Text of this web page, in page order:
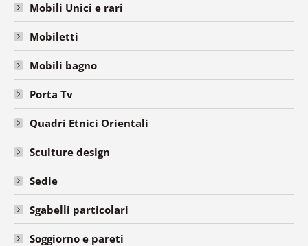
Mobili Unici e rari
Mobiletti
Mobili bagno
Porta Tv
Quadri Etnici Orientali
Sculture design
Sedie
Sgabelli particolari
Soggiorno e pareti